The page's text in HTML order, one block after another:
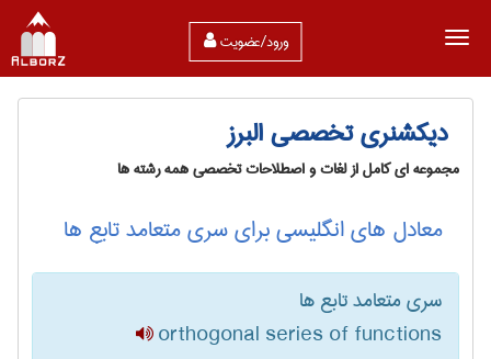
ورود/عضویت
دیکشنری تخصصی البرز
مجموعه ای کامل از لغات و اصطلاحات تخصصی همه رشته ها
معادل های انگلیسی برای سری متعامد تابع ها
سری متعامد تابع ها
orthogonal series of functions